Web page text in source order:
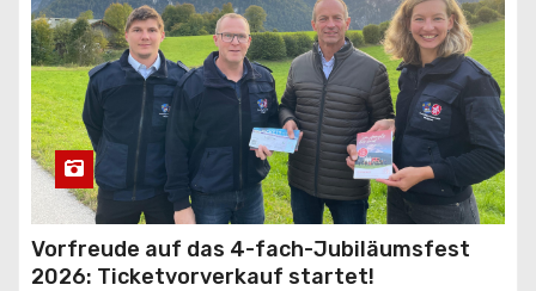
Vorfreude auf das 4-fach-Jubiläumsfest
2026: Ticketvorverkauf startet!